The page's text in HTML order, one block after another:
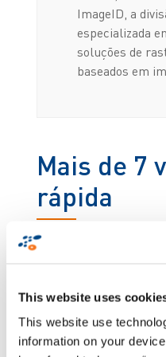
This website uses
This website use
information on your
ImageID, a
especializada
soluções de
baseados em
Mais de 7
rápida
Ao automatizar
também é mais de 7
anterior solução de
que recorria a leitores